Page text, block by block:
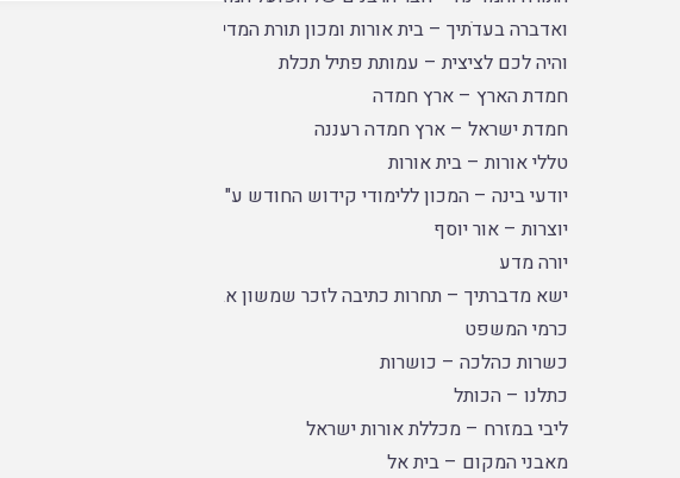
ואדברה בעדֹתיך – בית אורות ומכון תורת המדינה
והיה לכם לציצית – עמותת פתיל תכלת
חמדת הארץ – ארץ חמדה
חמדת ישראל – ארץ חמדה רעננה
טללי אורות – בית אורות
יודעי בינה – המכון ללימודי קידוש החודש ע"ש דרייזין
יוצרות – אור יוסף
יורה מדע
ישא מדברתיך – תחרות כתיבה לזכר שמשון אברהם יונגסטר
כרמי המשפט
כשרות כהלכה – כושרות
כתלנו – הכותל
ליבי במזרח – מכללת אורות ישראל
מאבני המקום – בית אל